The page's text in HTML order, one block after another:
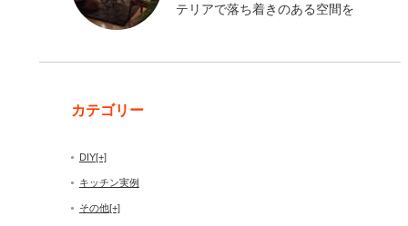
テリアで落ち着きのある空間を
カテゴリー
DIY[+]
キッチン実例
その他[+]